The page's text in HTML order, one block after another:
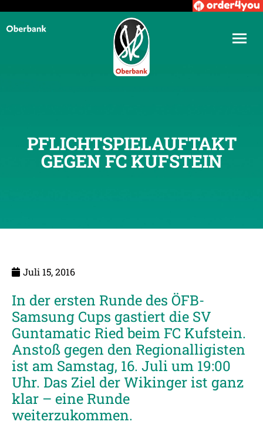
PFLICHTSPIELAUFTAKT
GEGEN FC KUFSTEIN
Juli 15, 2016
In der ersten Runde des ÖFB-
Samsung Cups gastiert die SV
Guntamatic Ried beim FC Kufstein.
Anstoß gegen den Regionalligisten
ist am Samstag, 16. Juli um 19:00
Uhr. Das Ziel der Wikinger ist ganz
klar – eine Runde
weiterzukommen.